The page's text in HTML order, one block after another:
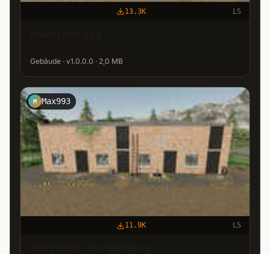
13.3K LS
Gebäude · v1.0.0.0 · 2,0 MB
M Max993
11.9K LS